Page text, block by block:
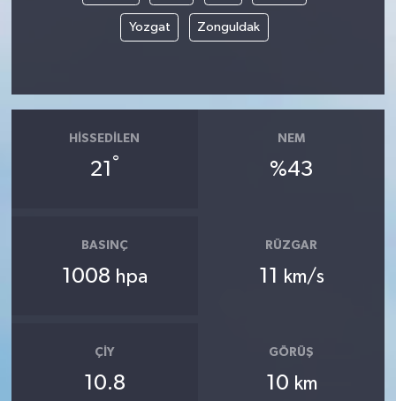
Yozgat Zonguldak
HISSEDILEN
21 °
NEM
%43
BASINÇ
1008 hpa
RÜZGAR
11 km/s
ÇIY
10.8
GÖRÜŞ
10 km